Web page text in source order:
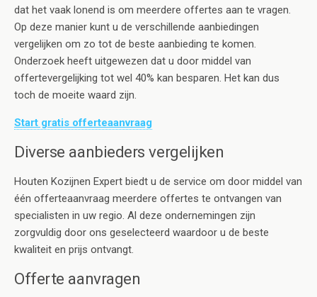
dat het vaak lonend is om meerdere offertes aan te vragen.
Op deze manier kunt u de verschillende aanbiedingen
vergelijken om zo tot de beste aanbieding te komen.
Onderzoek heeft uitgewezen dat u door middel van
offertevergelijking tot wel 40% kan besparen. Het kan dus
toch de moeite waard zijn.
Start gratis offerteaanvraag
Diverse aanbieders vergelijken
Houten Kozijnen Expert biedt u de service om door middel van
één offerteaanvraag meerdere offertes te ontvangen van
specialisten in uw regio. Al deze ondernemingen zijn
zorgvuldig door ons geselecteerd waardoor u de beste
kwaliteit en prijs ontvangt.
Offerte aanvragen